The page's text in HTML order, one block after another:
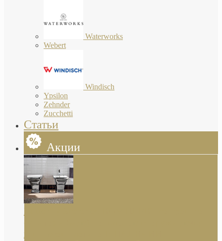
Waterworks
Webert
Windisch
Ypsilon
Zehnder
Zucchetti
Статьи
Акции
Butterfly Scarabeo КОМПЛЕКТ санфаянса
глянцевая платина В НАЛИЧИИ